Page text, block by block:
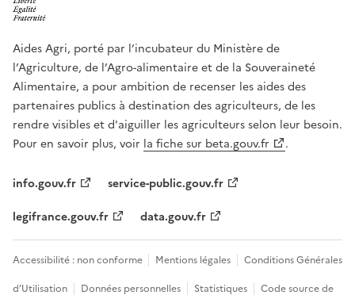
Aides Agri, porté par l’incubateur du Ministère de
l’Agriculture, de l’Agro-alimentaire et de la Souveraineté
Alimentaire, a pour ambition de recenser les aides des
partenaires publics à destination des agriculteurs, de les
rendre visibles et d'aiguiller les agriculteurs selon leur besoin.
Pour en savoir plus, voir la fiche sur beta.gouv.fr .
info.gouv.fr
service-public.gouv.fr
legifrance.gouv.fr
data.gouv.fr
Accessibilité : non conforme Mentions légales
Conditions Générales
d’Utilisation
Données personnelles Statistiques Code source de